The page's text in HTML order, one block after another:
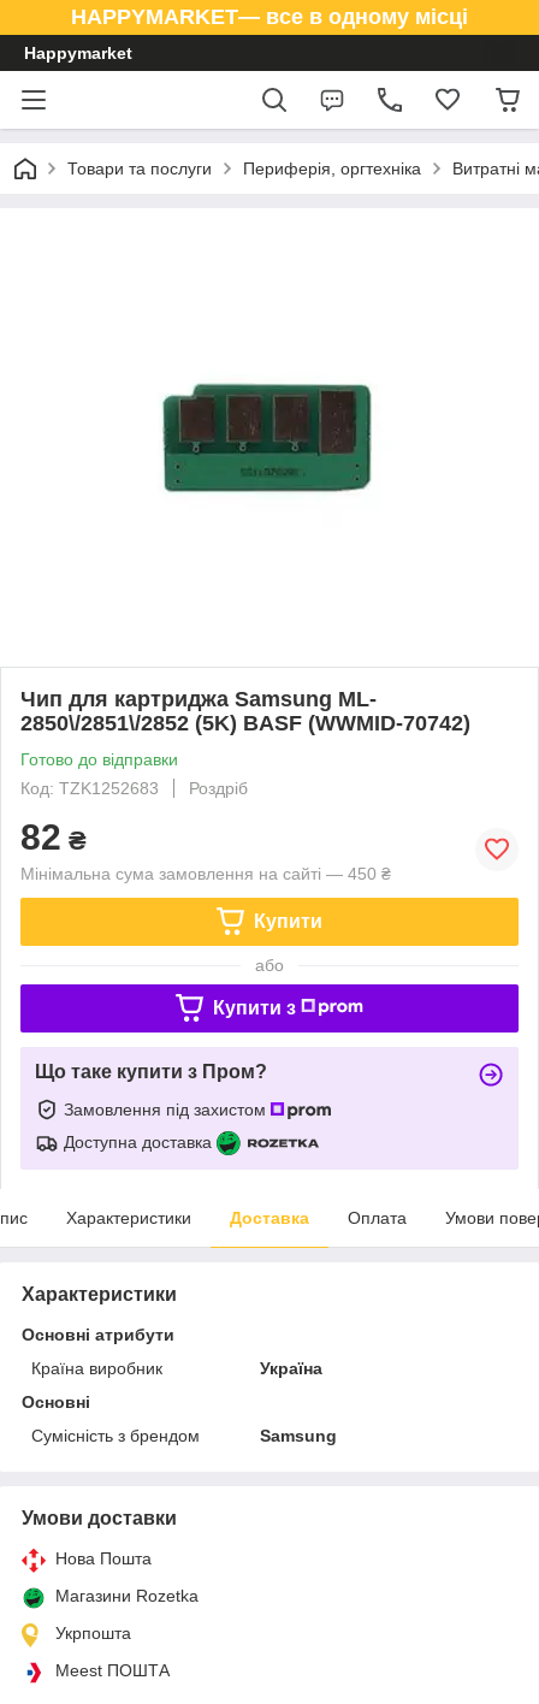
HAPPYMARKET— все в одному місці
Happymarket
Товари та послуги Периферія, оргтехніка Витратні
Чип для картриджа Samsung ML-
2850\/2851\/2852 (5K) BASF (WWMID-70742)
Готово до відправки
Код: TZK1252683
Роздріб
82 ₴
Мінімальна сума замовлення на сайті — 450 ₴
Купити
або
Купити з
Що таке купити з Пром?
Замовлення під захистом
Доступна доставка
Характеристики Доставка Оплата Умови
Характеристики
Основні атрибути
Країна виробник
Україна
Основні
Сумісність з брендом
Samsung
Умови доставки
Нова Пошта
Магазини Rozetka
Укрпошта
Meest ПОШТА